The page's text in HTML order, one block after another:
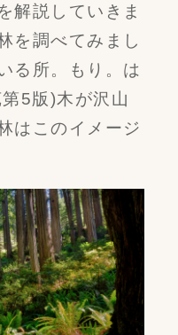
解説していきま
を調べてみまし
る所。もり。は
5版)木が沢山
はこのイメージ